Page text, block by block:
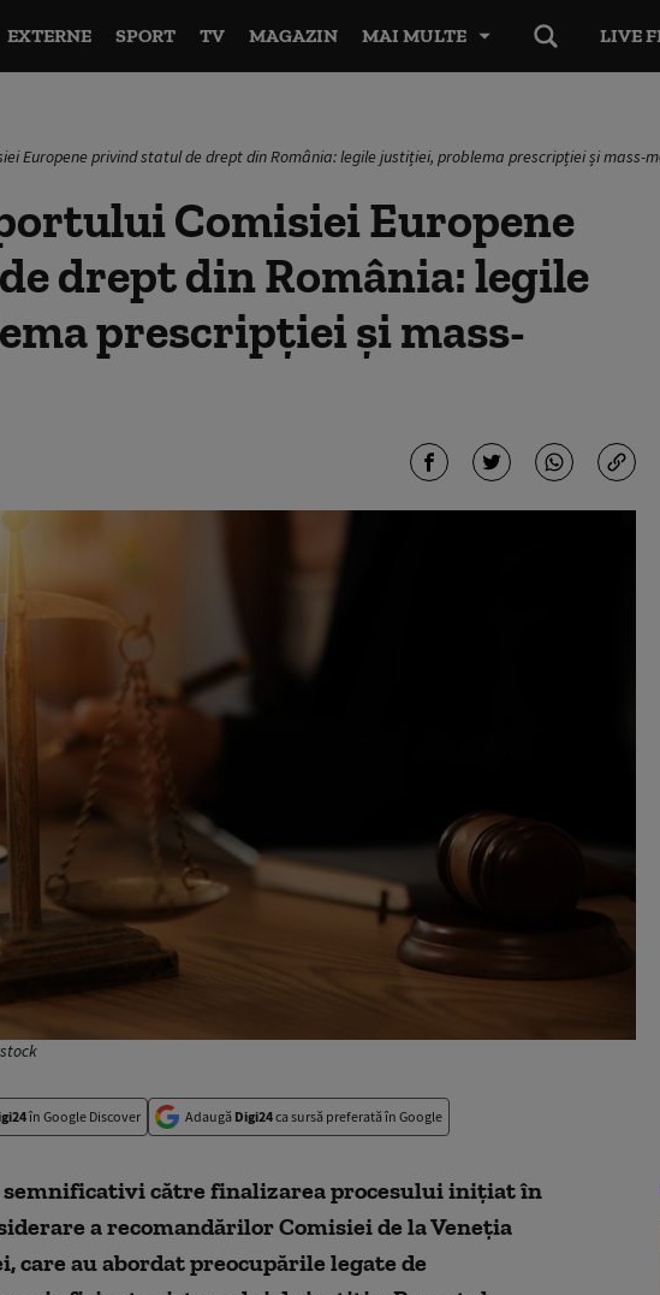
LIVE
EXTERNE SPORT TV MAGAZIN MAI MULTE
Europene privind statul de drept din România: legile justiției, problema prescripției și mass-
Comisiei Europene
drept din România: legile
prescripției și mass-
în Google Discover Adaugă Digi24ca sursă preferată în Google
semnificativi către finalizarea procesului inițiat în
a recomandărilor Comisiei de la Veneția
au abordat preocupările legate de